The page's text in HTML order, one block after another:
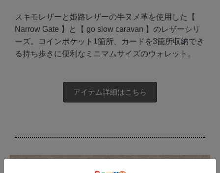
スキモレザーと姫路レザーの牛ヌメ革を使用した【
Narrow Gate 】と【 go slow caravan 】のレザーシリ
ーズ。コインポケット1箇所、カードを3箇所収納でき
る持ち歩きに便利なミニマムサイズのウォレット。
アイテム詳細はこちら